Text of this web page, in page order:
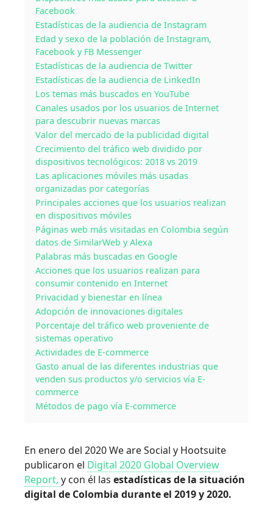
Facebook
Estadísticas de la audiencia de Instagram
Edad y sexo de la población de Instagram,
Facebook y FB Messenger
Estadísticas de la audiencia de Twitter
Estadísticas de la audiencia de LinkedIn
Los temas más buscados en YouTube
Canales usados por los usuarios de Internet
para descubrir nuevas marcas
Valor del mercado de la publicidad digital
Crecimiento del tráfico web dividido por
dispositivos tecnológicos: 2018 vs 2019
Las aplicaciones móviles más usadas
organizadas por categorías
Principales acciones que los usuarios realizan
en dispositivos móviles
Páginas web más visitadas en Colombia según
datos de SimilarWeb y Alexa
Palabras más buscadas en Google
Acciones que los usuarios realizan para
consumir contenido en Internet
Privacidad y bienestar en línea
Adopción de innovaciones digitales
Porcentaje del tráfico web proveniente de
sistemas operativo
Actividades de E-commerce
Gasto anual de las diferentes industrias que
venden sus productos y/o servicios vía E-
commerce
Métodos de pago vía E-commerce
En enero del 2020 We are Social y Hootsuite
publicaron el Digital 2020 Global Overview
Report, y con él las estadísticas de la situación
digital de Colombia durante el 2019 y 2020.